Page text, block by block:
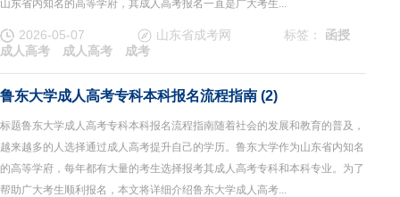
山东省内知名的高等学府，其成人高考报名一直是广大考生...
2026-05-07 山东省成考网 标签： 函授
成人高考
成人高考 成考
鲁东大学成人高考专科本科报名流程指南 (2)
标题鲁东大学成人高考专科本科报名流程指南随着社会的发展和教育的普及，
越来越多的人选择通过成人高考提升自己的学历。鲁东大学作为山东省内知名
的高等学府，每年都有大量的考生选择报考其成人高考专科和本科专业。为了
帮助广大考生顺利报名，本文将详细介绍鲁东大学成人高考...